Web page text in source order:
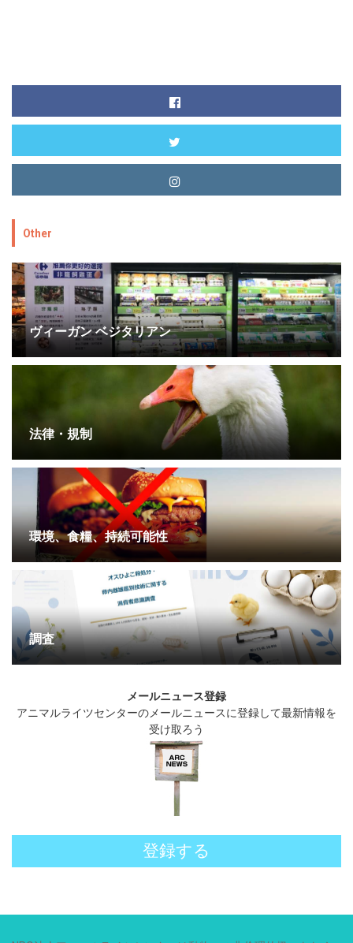
Other
ヴィーガン ベジタリアン
法律・規制
環境、食糧、持続可能性
調査
メールニュース登録
アニマルライツセンターのメールニュースに登録して最新情報を
受け取ろう
登録する